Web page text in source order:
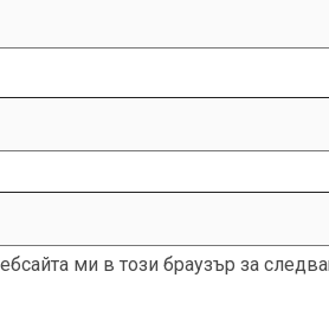
ми в този браузър за